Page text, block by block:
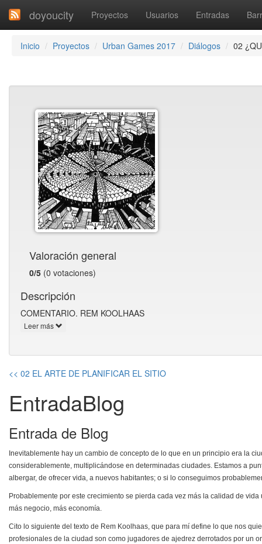
doyoucity Proyectos Usuarios Entradas
Inicio Proyectos Urban Games 2017 Diálogos 02
Valoración general
0/5 (0 votaciones)
Descripción
COMENTARIO. REM KOOLHAAS
Leer más
<< 02 EL ARTE DE PLANIFICAR EL SITIO
EntradaBlog
Entrada de Blog
Inevitablemente hay un cambio de concepto de lo que en un principio era la
considerablemente, multiplicándose en determinadas ciudades. Estamos a
albergar, de ofrecer vida, a nuevos habitantes; o si lo conseguimos
Probablemente por este crecimiento se pierda cada vez más la calidad de
más negocio, más economía.
Cito lo siguiente del texto de Rem Koolhaas, que para mí define lo que nos
profesionales de la ciudad son como jugadores de ajedrez derrotados por un